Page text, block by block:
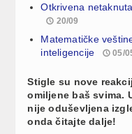
Otkrivena
20/09
Matematičke
inteligencije
05/
Stigle su nove
omiljene baš svima.
nije oduševljena
onda čitajte dalje!